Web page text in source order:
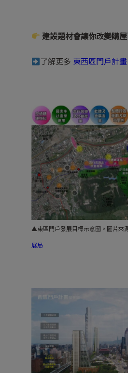
建設題材會讓你改變購
了解更多 東西區門戶計畫
▲東區門戶發展目標示意圖。圖片來
展局